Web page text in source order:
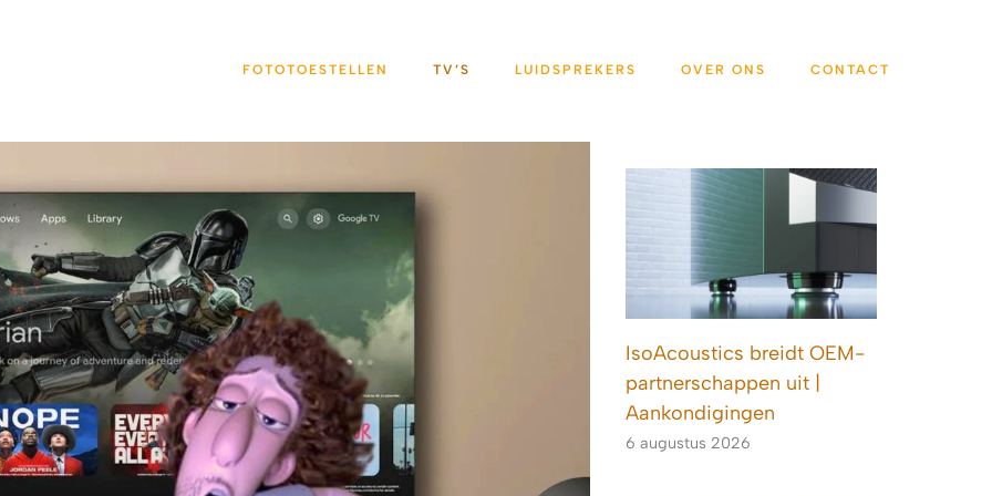
FOTOTOESTELLEN TV’S LUIDSPREKERS OVER ONS CONTACT
IsoAcoustics breidt OEM-
partnerschappen uit |
Aankondigingen
6 augustus 2026